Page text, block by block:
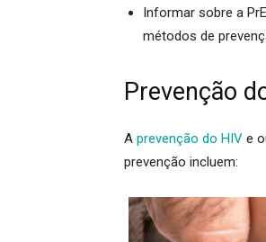
Informar sobre a
métodos de
Prevenção
A prevenção do HIV e
prevenção incluem: